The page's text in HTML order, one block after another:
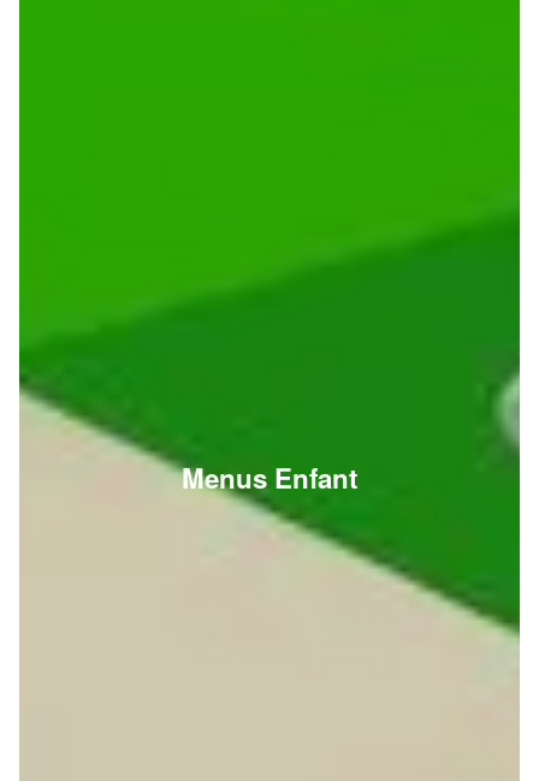
Menus Enfant